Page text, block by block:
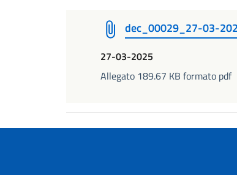
dec_00029_27-03-
27-03-2025
Allegato 189.67 KB formato pdf